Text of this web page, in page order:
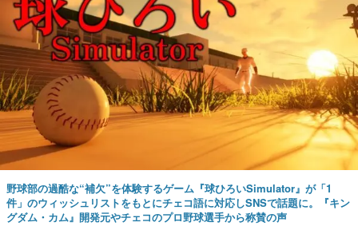
野球部の過酷な“補欠”を体験するゲーム『球ひろいSimulator』が「1
件」のウィッシュリストをもとにチェコ語に対応しSNSで話題に。『キン
グダム・カム』開発元やチェコのプロ野球選手から称賛の声